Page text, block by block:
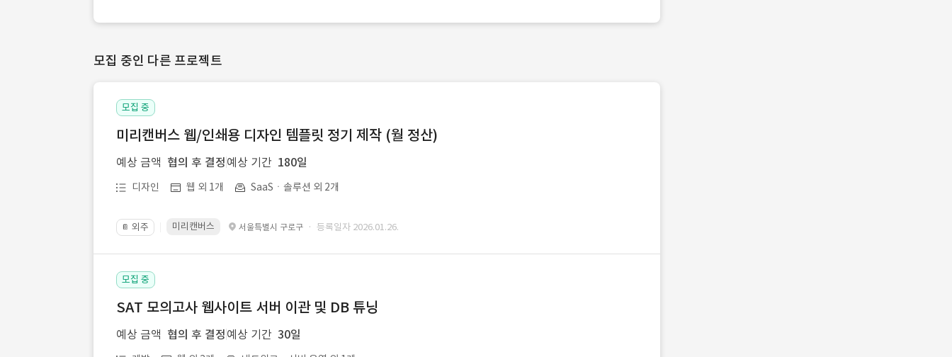
모집 중인 다른 프로젝트
모집 중
미리캔버스 웹/인쇄용 디자인 템플릿 정기 제작 (월 정산)
예상 금액 협의 후 결정 예상 기간 180일
디자인 웹 외 1개 SaaSㆍ솔루션 외 2개
📔 외주 미리캔버스 서울특별시 구로구 · 등록일자 2026.01.26.
모집 중
SAT 모의고사 웹사이트 서버 이관 및 DB 튜닝
예상 금액 협의 후 결정 예상 기간 30일